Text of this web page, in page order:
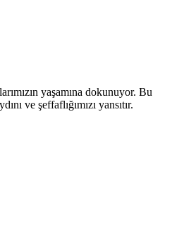
yaşamına dokunuyor. Bu
ve şeffaflığımızı yansıtır.